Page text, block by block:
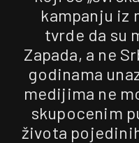
kampanju iz
tvrde da su
Zapada, a ne
godinama
medijima ne
skupocenim
života